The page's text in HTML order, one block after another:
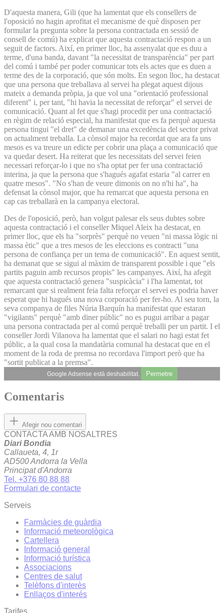
D'aquesta manera, Gili (que ha lamentat que els consellers de
l'oposició no hagin aprofitat el mecanisme de què disposen per
formular la pregunta sobre la persona contractada en sessió de
consell de comú) ha explicat que aquesta contractació respon a un
seguit de factors. Així, en primer lloc, ha assenyalat que es duu a
terme, d'una banda, davant "la necessitat de transparència" per part
del comú i també per poder comunicar tots els actes que es duen a
terme des de la corporació, que són molts. En segon lloc, ha destacat
que una persona que treballava al servei ha plegat aquest dijous
mateix a demanda pròpia, ja que vol una "orientació professional
diferent" i, per tant, "hi havia la necessitat de reforçar" el servei de
comunicació. Quant al fet que s'hagi procedit per una contractació
en règim de relació especial, ha manifestat que es fa perquè aquesta
persona tingui "el dret" de demanar una excedència del sector privat
on actualment treballa. La cònsol major ha recordat que ara fa uns
mesos es va treure un edicte per cobrir una plaça a comunicació que
va quedar desert. Ha reiterat que les necessitats del servei feien
necessari reforçar-lo i que no s'ha optat per fer una contractació
interina, ja que la persona que s'hagués agafat estaria "al carrer en
quatre mesos". "No s'han de veure dimonis on no n'hi ha", ha
defensat la cònsol major, que ha remarcat que aquesta persona en
cap cas treballarà en la campanya electoral.
Des de l'oposició, però, han volgut palesar els seus dubtes sobre
aquesta contractació i el conseller Miquel Aleix ha destacat, en
primer lloc, que els ha "sorprès" perquè no veuen "ni massa lògic ni
massa ètic" que a tres mesos de les eleccions es contracti "una
persona de confiança per un tema de comunicació". En aquest sentit,
ha demanat que se sigui al màxim de transparent possible i que "els
partits paguin amb recursos propis" les campanyes. Així, ha afegit
que aquesta contractació genera "suspicàcia" i l'ha lamentat, tot
remarcant que si realment feia falta reforçar el servei es podria haver
esperat que hi hagués una nova corporació per fer-ho. Al seu torn, la
seva companya de files Núria Barquín ha manifestat que estaran
"vigilants" perquè "amb diner públic" no es pugui arribar a pagar
una persona contractada per al comú perquè treballi per un partit. I el
conseller Jordi Vilanova ha lamentat que el salari no hagi estat fet
públic, a la qual cosa la mandatària comunal ha destacat que en el
moment de la roda de premsa no recordava l'import però que ha
"sortit publicat a la premsa".
Google Adsense està deshabilitat. Permetre
Comentaris
Afegir nou comentari
CONTACTA AMB NOSALTRES
Diari Bondia
Callaueta, 4, 1r
AD500 Andorra la Vella
Principat d'Andorra
Tel. +376 80 88 88
Formulari de contacte
Serveis
Farmàcies de guàrdia
Informació meteorològica
Cartellera
Informació general
Informació turística
Associacions
Centres de salut
Telèfons d'interès
Enllaços d'interés